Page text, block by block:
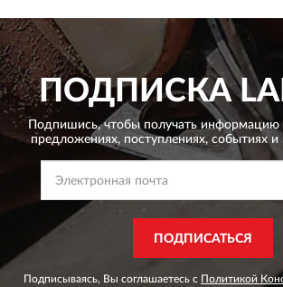
ПОДПИСКА
Подпишись, чтобы получать информацию
предложениях, поступлениях, событиях
ПОДПИСАТЬСЯ
Подписываясь, Вы соглашаетесь с Политикой